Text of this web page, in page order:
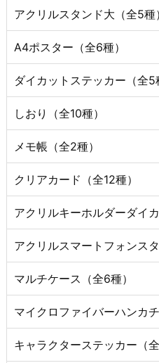
アクリルスタンド大（全5種）
A4ポスター（全6種）
ダイカットステッカー（全5
しおり（全10種）
メモ帳（全2種）
クリアカード（全12種）
アクリルキーホルダーダイ
アクリルスマートフォンス
マルチケース（全6種）
マイクロファイバーハンカチ
キャラクターステッカー（全